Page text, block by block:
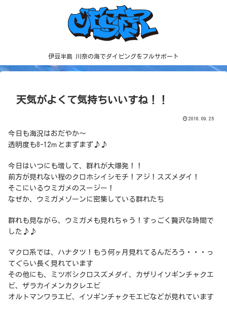
伊豆半島 川奈の海でダイビングをフルサポート
天気がよくて気持ちいいすね！！
2016.09.25
今日も海況はおだやか～
透明度も8-12ｍとまずまず♪♪
今日はいつにも増して、群れが大爆発！！
前方が見れない程のクロホシイシモチ！アジ！スズメダイ！
そこにいるウミガメのスージー！
なぜか、ウミガメゾーンに密集している群れたち
群れも見ながら、ウミガメも見れちゃう！すっごく贅沢な時間で
した♪♪
マクロ系では、ハナタツ！もう何ヶ月見れてるんだろう・・・っ
てぐらい長く見れています
その他にも、ミツボシクロスズメダイ、カザリイソギンチャクエ
ビ、ザラカイメンカクレエビ
オルトマンワラエビ、イソギンチャクモエビなどが見れています